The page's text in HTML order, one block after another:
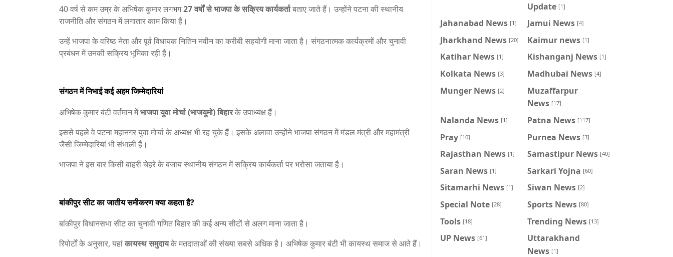
40 वर्ष से कम उम्र के अभिषेक कुमार लगभग27 वर्षों से भाजपा के सक्रिय कार्यकर्ताबताए जाते हैं। उन्होंने पटना की स्थानीय
राजनीति और संगठन में लगातार काम किया है।
उन्हें भाजपा के वरिष्ठ नेता और पूर्व विधायक नितिन नवीन का करीबी सहयोगी माना जाता है। संगठनात्मक कार्यक्रमों और चुनावी
प्रबंधन में उनकी सक्रिय भूमिका रही है।
संगठन में निभाई कई अहम जिम्मेदारियां
अभिषेक कुमार बंटी वर्तमान मेंभाजपा युवा मोर्चा (भाजयुमो) बिहारके उपाध्यक्ष हैं।
इससे पहले वे पटना महानगर युवा मोर्चा के अध्यक्ष भी रह चुके हैं। इसके अलावा उन्होंने भाजपा संगठन में मंडल मंत्री और महामंत्री
जैसी जिम्मेदारियां भी संभाली हैं।
भाजपा ने इस बार किसी बाहरी चेहरे के बजाय स्थानीय संगठन में सक्रिय कार्यकर्ता पर भरोसा जताया है।
बांकीपुर सीट का जातीय समीकरण क्या कहता है?
बांकीपुर विधानसभा सीट का चुनावी गणित बिहार की कई अन्य सीटों से अलग माना जाता है।
रिपोर्टों के अनुसार, यहांकायस्थ समुदायके मतदाताओं की संख्या सबसे अधिक है। अभिषेक कुमार बंटी भी कायस्थ समाज से आते हैं।
Update [1]
Jahanabad News [1] Jamui News [4]
Jharkhand News [20] Kaimur news [1]
Katihar News [1] Kishanganj News [1]
Kolkata News [3] Madhubai News [4]
Munger News [2]
Muzaffarpur
News [17]
Nalanda News [1] Patna News [117]
Pray [10] Purnea News [3]
Rajasthan News [1] Samastipur News [40]
Saran News [1] Sarkari Yojna [60]
Sitamarhi News [1] Siwan News [2]
Special Note [28] Sports News [80]
Tools [18] Trending News [13]
UP News [61]
Uttarakhand
News [1]